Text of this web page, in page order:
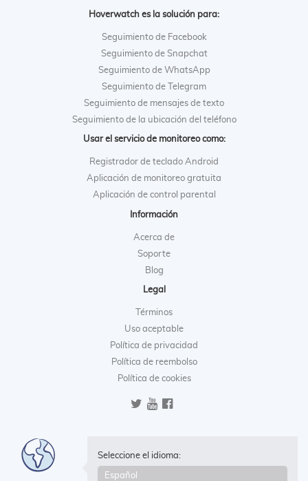
Hoverwatch es la solución para:
Seguimiento de Facebook
Seguimiento de Snapchat
Seguimiento de WhatsApp
Seguimiento de Telegram
Seguimiento de mensajes de texto
Seguimiento de la ubicación del teléfono
Usar el servicio de monitoreo como:
Registrador de teclado Android
Aplicación de monitoreo gratuita
Aplicación de control parental
Información
Acerca de
Soporte
Blog
Legal
Términos
Uso aceptable
Política de privacidad
Política de reembolso
Política de cookies
Seleccione el idioma: